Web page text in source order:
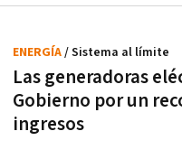
Las generadoras
Gobierno por un
ingresos
ENERGÍA/ Sistema al límite